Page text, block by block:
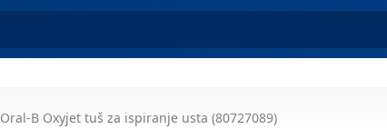
Oral-B Oxyjet tuš za ispiranje usta (80727089)